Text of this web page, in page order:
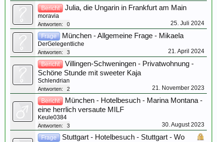
Bericht Julia, die Ungarin in Frankfurt am Main
moravia
Antworten: 0 25. Juli 2024
Frage München - Allgemeine Frage - Mikaela
DerGelegentliche
Antworten: 3 21. April 2024
Bericht
Villingen-Schweningen - Privatwohnung -
Schöne Stunde mit sweeter Kaja
Schlendrian
Antworten: 2 21. November 2023
Bericht
München - Hotelbesuch - Marina Montana -
eine herrlich versaute MILF
Keule0384
Antworten: 3 30. August 2023
Frage
Stuttgart - Hotelbesuch - Stuttgart - Wo